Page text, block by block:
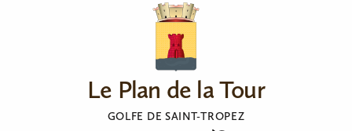
Le Plan de la Tour
GOLFE DE SAINT-TROPEZ